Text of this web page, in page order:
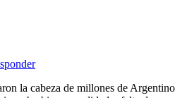
la cabeza de millones de